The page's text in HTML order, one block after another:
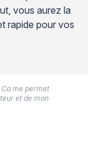
vous aurez la
rapide pour vos
me permet
et de mon